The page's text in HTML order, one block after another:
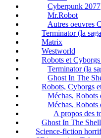
Cyberpunk 2077
Mr.Robot
Autres oeuvres
Terminator (la
Matrix
Westworld
Robots et
Terminator (la
Ghost In The
Robots, Cyborgs
Méchas, Robots
Méchas, Robots
A propos des
Ghost In The Shell
Science-fiction